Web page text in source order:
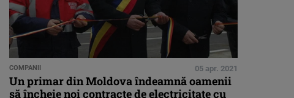
COMPANII 05 apr. 2021
Un primar din Moldova îndeamnă oamenii
să încheie noi contracte de electricitate cu